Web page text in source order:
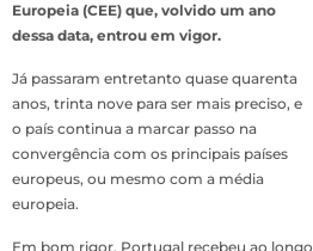
Europeia (CEE) que, volvido um ano
dessa data, entrou em vigor.
Já passaram entretanto quase quarenta
anos, trinta nove para ser mais preciso, e
o país continua a marcar passo na
convergência com os principais países
europeus, ou mesmo com a média
europeia.
Em bom rigor, Portugal recebeu ao longo